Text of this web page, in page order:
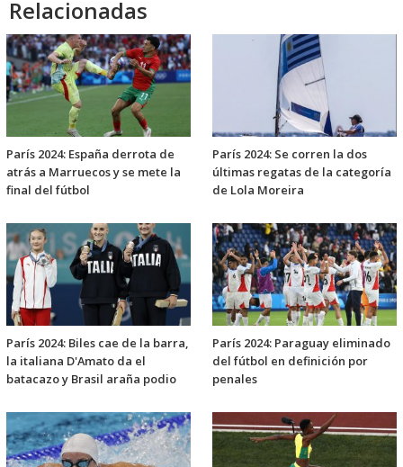
Relacionadas
París 2024: España derrota de
atrás a Marruecos y se mete la
final del fútbol
París 2024: Se corren la dos
últimas regatas de la categoría
de Lola Moreira
París 2024: Biles cae de la barra,
la italiana D'Amato da el
batacazo y Brasil araña podio
París 2024: Paraguay eliminado
del fútbol en definición por
penales